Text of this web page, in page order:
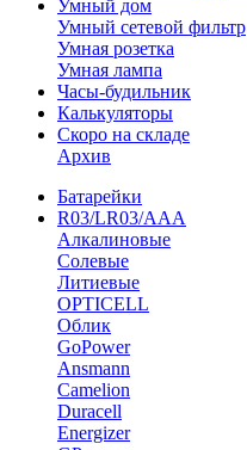
Умный дом
Умный сетевой фильтр
Умная розетка
Умная лампа
Часы-будильник
Калькуляторы
Скоро на складе
Архив
Батарейки
R03/LR03/AAA
Алкалиновые
Солевые
Литиевые
OPTICELL
Облик
GoPower
Ansmann
Camelion
Duracell
Energizer